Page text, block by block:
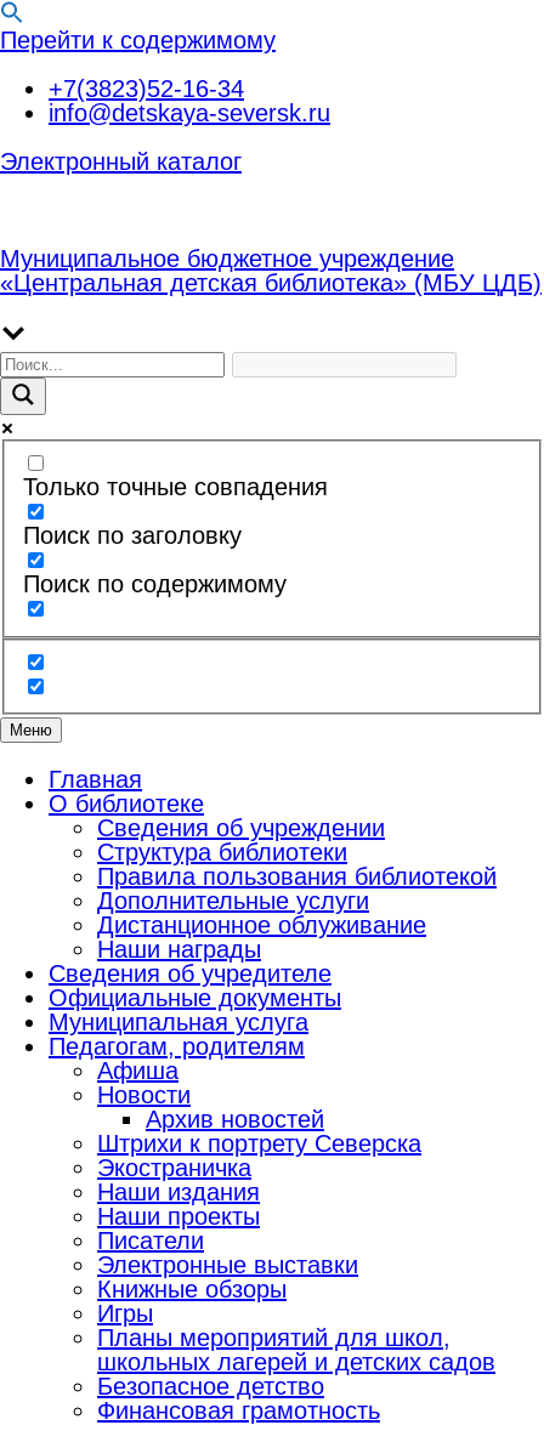
Перейти к содержимому
+7(3823)52-16-34
info@detskaya-seversk.ru
Электронный каталог
Муниципальное бюджетное учреждение
«Центральная детская библиотека» (МБУ ЦДБ)
Только точные совпадения
Поиск по заголовку
Поиск по содержимому
Меню
Главная
О библиотеке
Сведения об учреждении
Структура библиотеки
Правила пользования библиотекой
Дополнительные услуги
Дистанционное облуживание
Наши награды
Сведения об учредителе
Официальные документы
Муниципальная услуга
Педагогам, родителям
Афиша
Новости
Архив новостей
Штрихи к портрету Северска
Экостраничка
Наши издания
Наши проекты
Писатели
Электронные выставки
Книжные обзоры
Игры
Планы мероприятий для школ,
школьных лагерей и детских садов
Безопасное детство
Финансовая грамотность